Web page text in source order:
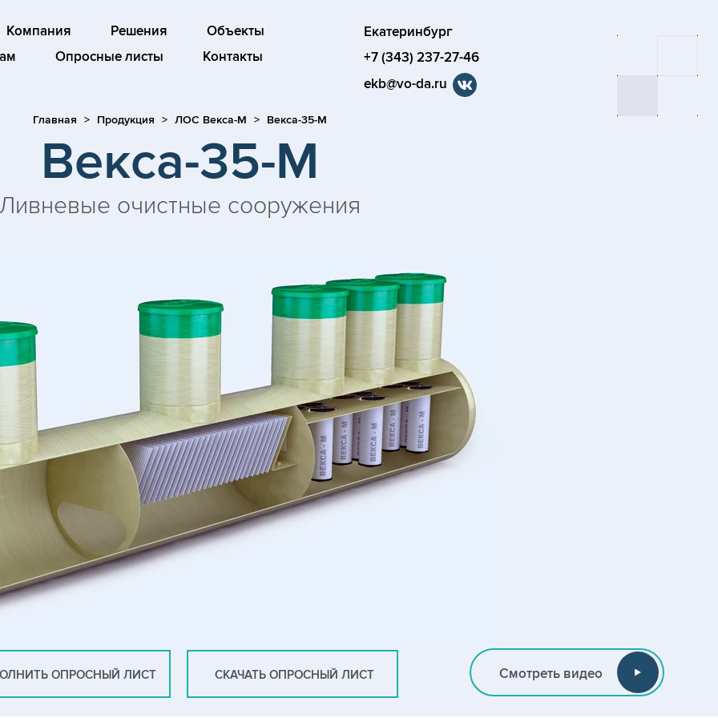
Компания Решения
Объекты
Опросные листы Контакты
Екатеринбург
+7 (343) 237-27-46
ekb@vo-da.ru
Главная Продукция ЛОС Векса-М Векса-35-М
Векса-35-М
очистные сооружения
ОПРОСНЫЙ ЛИСТ СКАЧАТЬ ОПРОСНЫЙ ЛИСТ Смотреть видео